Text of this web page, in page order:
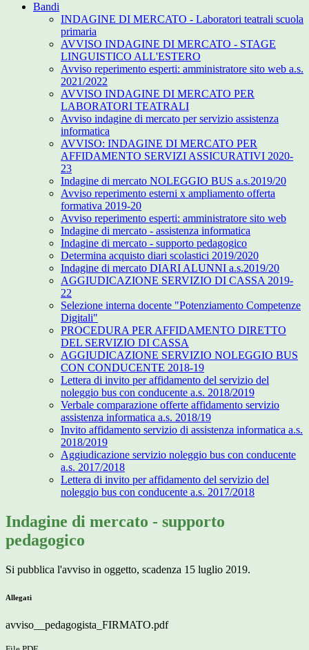
Bandi
INDAGINE DI MERCATO - Laboratori teatrali scuola
primaria
AVVISO INDAGINE DI MERCATO - STAGE
LINGUISTICO ALL'ESTERO
Avviso reperimento esperti: amministratore sito web a.s.
2021/2022
AVVISO INDAGINE DI MERCATO PER
LABORATORI TEATRALI
Avviso indagine di mercato per servizio assistenza
informatica
AVVISO: INDAGINE DI MERCATO PER
AFFIDAMENTO SERVIZI ASSICURATIVI 2020-
23
Indagine di mercato NOLEGGIO BUS a.s.2019/20
Avviso reperimento esterni x ampliamento offerta
formativa 2019-20
Avviso reperimento esperti: amministratore sito web
Indagine di mercato - assistenza informatica
Indagine di mercato - supporto pedagogico
Determina acquisto diari scolastici 2019/2020
Indagine di mercato DIARI ALUNNI a.s.2019/20
AGGIUDICAZIONE SERVIZIO DI CASSA 2019-
22
Selezione interna docente "Potenziamento Competenze
Digitali"
PROCEDURA PER AFFIDAMENTO DIRETTO
DEL SERVIZIO DI CASSA
AGGIUDICAZIONE SERVIZIO NOLEGGIO BUS
CON CONDUCENTE 2018-19
Lettera di invito per affidamento del servizio del
noleggio bus con conducente a.s. 2018/2019
Verbale comparazione offerte affidamento servizio
assistenza informatica a.s. 2018/19
Invito affidamento servizio di assistenza informatica a.s.
2018/2019
Aggiudicazione servizio noleggio bus con conducente
a.s. 2017/2018
Lettera di invito per affidamento del servizio del
noleggio bus con conducente a.s. 2017/2018
Indagine di mercato - supporto
pedagogico
Si pubblica l'avviso in oggetto, scadenza 15 luglio 2019.
Allegati
avviso__pedagogista_FIRMATO.pdf